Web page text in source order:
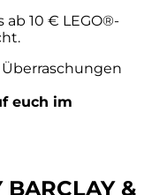
ab 10 € LEGO®-
euch im
&